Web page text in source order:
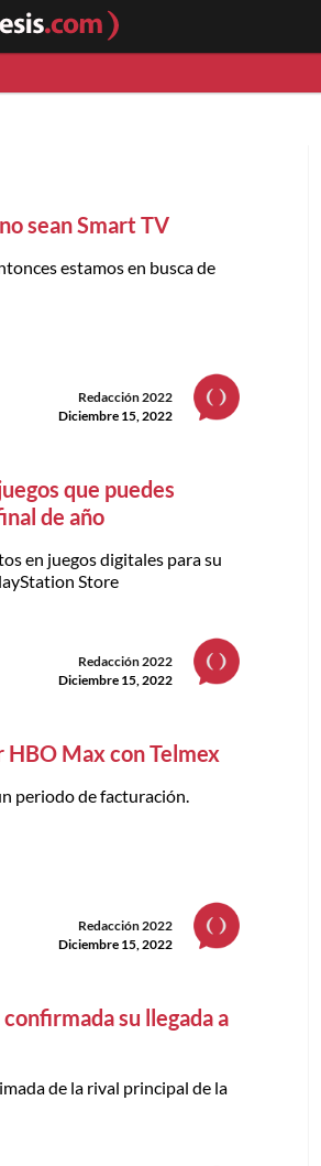
sean Smart TV
estamos en busca de
Redacción 2022
Diciembre 15, 2022
que puedes
de año
en juegos digitales para su
Store
Redacción 2022
Diciembre 15, 2022
HBO Max con Telmex
periodo de facturación.
Redacción 2022
Diciembre 15, 2022
su llegada a
de la rival principal de la